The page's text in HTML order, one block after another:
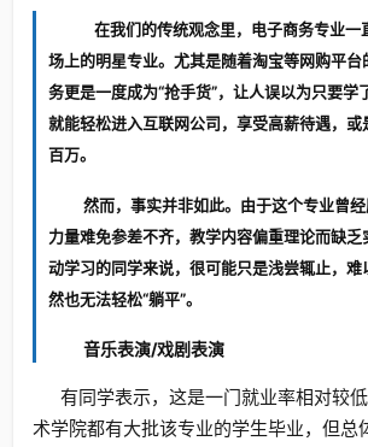
在我们的传统观念里，电子商务专业一
场上的明星专业。尤其是随着淘宝等网购平
务更是一度成为“抢手货”，让人误以为只要学
就能轻松进入互联网公司，享受高薪待遇，或
百万。
然而，事实并非如此。由于这个专业曾
力量难免参差不齐，教学内容偏重理论而缺
动学习的同学来说，很可能只是浅尝辄止，难
然也无法轻松“躺平”。
音乐表演/戏剧表演
有同学表示，这是一门就业率相对较
术学院都有大批该专业的学生毕业，但总